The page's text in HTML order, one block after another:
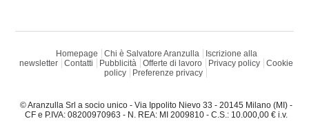
Homepage Chi è Salvatore Aranzulla
Iscrizione alla
newsletter
Contatti Pubblicità Offerte di lavoro Privacy policy
Cookie
policy
Preferenze privacy
© Aranzulla Srl a socio unico - Via Ippolito Nievo 33 - 20145 Milano (MI) -
CF e P.IVA: 08200970963 - N. REA: MI 2009810 - C.S.: 10.000,00 € i.v.